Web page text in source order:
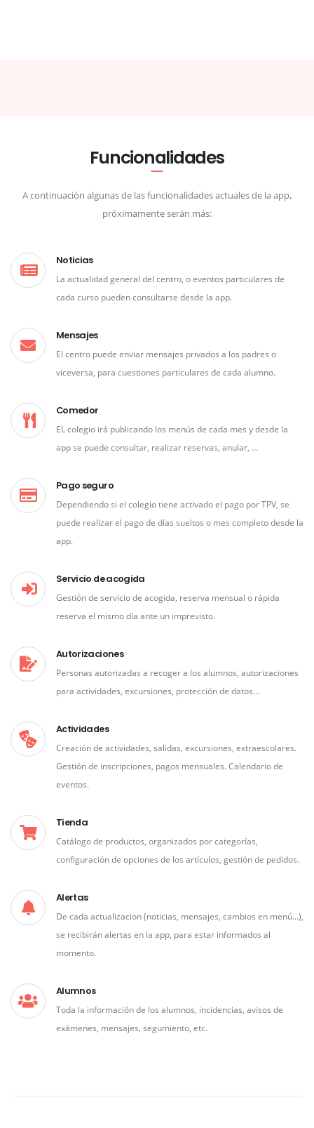
Funcionalidades
A continuación algunas de las funcionalidades actuales de la app,
próximamente serán más:
Noticias
La actualidad general del centro, o eventos particulares de
cada curso pueden consultarse desde la app.
Mensajes
El centro puede enviar mensajes privados a los padres o
viceversa, para cuestiones particulares de cada alumno.
Comedor
EL colegio irá publicando los menús de cada mes y desde la
app se puede consultar, realizar reservas, anular, ...
Pago seguro
Dependiendo si el colegio tiene activado el pago por TPV, se
puede realizar el pago de días sueltos o mes completo desde la
app.
Servicio de acogida
Gestión de servicio de acogida, reserva mensual o rápida
reserva el mismo día ante un imprevisto.
Autorizaciones
Personas autorizadas a recoger a los alumnos, autorizaciones
para actividades, excursiones, protección de datos...
Actividades
Creación de actividades, salidas, excursiones, extraescolares.
Gestión de inscripciones, pagos mensuales. Calendario de
eventos.
Tienda
Catálogo de productos, organizados por categorías,
configuración de opciones de los artículos, gestión de pedidos.
Alertas
De cada actualizacion (noticias, mensajes, cambios en menú...),
se recibirán alertas en la app, para estar informados al
momento.
Alumnos
Toda la información de los alumnos, incidencias, avisos de
exámenes, mensajes, segumiento, etc.